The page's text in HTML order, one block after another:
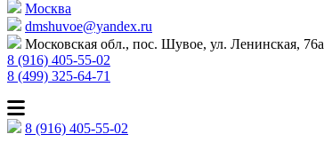
Москва
dmshuvoe@yandex.ru
Московская обл., пос. Шувое, ул. Ленинская, 76а
8 (916) 405-55-02
8 (499) 325-64-71
8 (916) 405-55-02